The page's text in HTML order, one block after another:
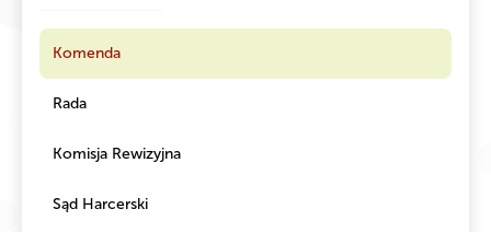
Komenda
Rada
Komisja Rewizyjna
Sąd Harcerski